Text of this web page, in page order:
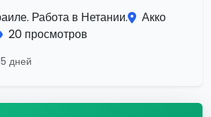
Работа в Нетании.
Акко
20 просмотров
дней